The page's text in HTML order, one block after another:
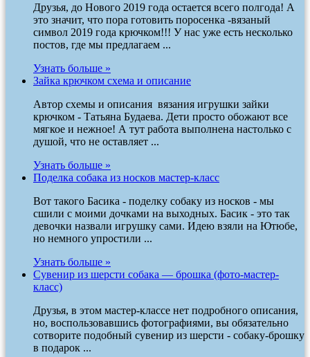
Друзья, до Нового 2019 года остается всего полгода! А
это значит, что пора готовить поросенка -вязаный
символ 2019 года крючком!!! У нас уже есть несколько
постов, где мы предлагаем ...
Узнать больше »
Зайка крючком схема и описание
Автор схемы и описания вязания игрушки зайки
крючком - Татьяна Будаева. Дети просто обожают все
мягкое и нежное! А тут работа выполнена настолько с
душой, что не оставляет ...
Узнать больше »
Поделка собака из носков мастер-класс
Вот такого Басика - поделку собаку из носков - мы
сшили с моими дочками на выходных. Басик - это так
девочки назвали игрушку сами. Идею взяли на Ютюбе,
но немного упростили ...
Узнать больше »
Сувенир из шерсти собака — брошка (фото-мастер-
класс)
Друзья, в этом мастер-классе нет подробного описания,
но, воспользовавшись фотографиями, вы обязательно
сотворите подобный сувенир из шерсти - собаку-брошку
в подарок ...